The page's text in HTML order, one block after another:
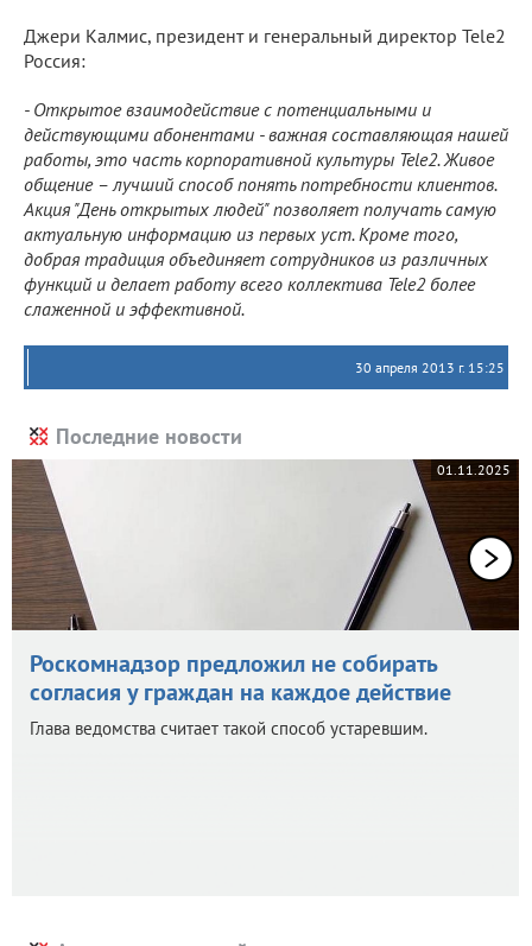
Джери Калмис, президент и генеральный директор Tele2
Россия:
- Открытое взаимодействие с потенциальными и
действующими абонентами - важная составляющая нашей
работы, это часть корпоративной культуры Tele2. Живое
общение – лучший способ понять потребности клиентов.
Акция "День открытых людей" позволяет получать самую
актуальную информацию из первых уст. Кроме того,
добрая традиция объединяет сотрудников из различных
функций и делает работу всего коллектива Tele2 более
слаженной и эффективной.
30 апреля 2013 г. 15:25
Последние новости
01.11.2025
Роскомнадзор предложил не собирать
согласия у граждан на каждое действие
Глава ведомства считает такой способ устаревшим.